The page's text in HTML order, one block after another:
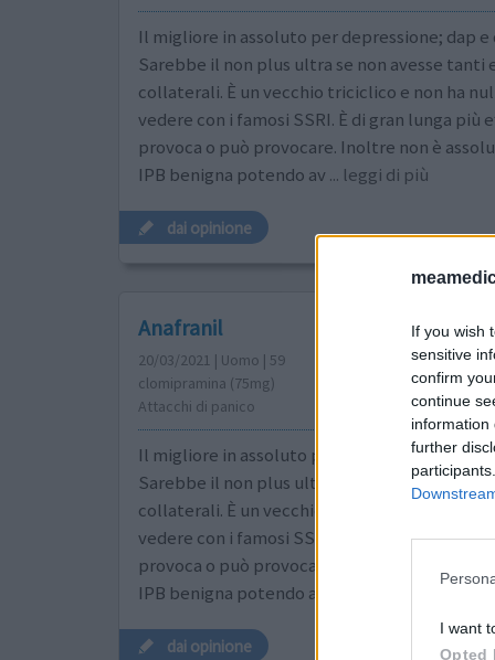
If you wish
sensitive
confirm
continue
information
further
I want
Opted
Il migliore in assoluto per depressione; dap e
Sarebbe il non plus ultra se non avesse tanti
collaterali. È un vecchio triciclico e non ha
vedere con i famosi SSRI. È di gran lunga
provoca o può provocare. Inoltre non è
IPB benigna potendo av ... leggi di più
dai opinione
Anafranil
20/03/2021 | Uomo | 59
clomipramina (75mg)
Attacchi di panico
Il migliore in assoluto per depressione; dap e
Sarebbe il non plus ultra se non avesse tanti
collaterali. È un vecchio triciclico e non ha
vedere con i famosi SSRI. È di gran lunga
provoca o può provocare. Inoltre non è
IPB benigna potendo av
dai opinione